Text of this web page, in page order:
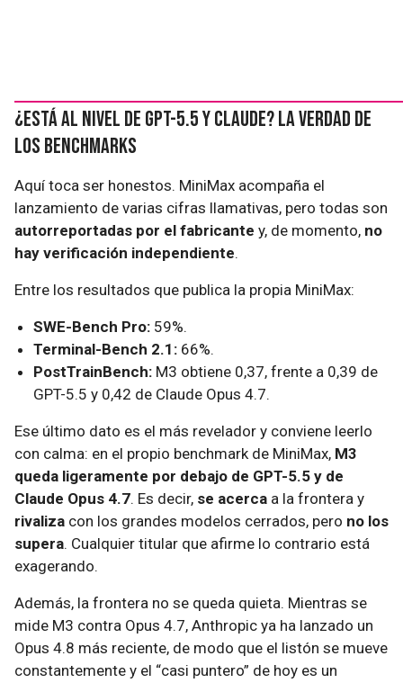
¿Está al nivel de GPT-5.5 y Claude? La verdad de
los benchmarks
Aquí toca ser honestos. MiniMax acompaña el
lanzamiento de varias cifras llamativas, pero todas son
autorreportadas por el fabricante y, de momento, no
hay verificación independiente.
Entre los resultados que publica la propia MiniMax:
SWE-Bench Pro: 59%.
Terminal-Bench 2.1: 66%.
PostTrainBench: M3 obtiene 0,37, frente a 0,39 de
GPT-5.5 y 0,42 de Claude Opus 4.7.
Ese último dato es el más revelador y conviene leerlo
con calma: en el propio benchmark de MiniMax, M3
queda ligeramente por debajo de GPT-5.5 y de
Claude Opus 4.7. Es decir, se acerca a la frontera y
rivaliza con los grandes modelos cerrados, pero no los
supera. Cualquier titular que afirme lo contrario está
exagerando.
Además, la frontera no se queda quieta. Mientras se
mide M3 contra Opus 4.7, Anthropic ya ha lanzado un
Opus 4.8 más reciente, de modo que el listón se mueve
constantemente y el “casi puntero” de hoy es un